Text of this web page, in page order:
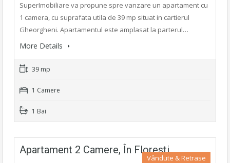
SuperImobiliare va propune spre vanzare un apartament cu
1 camera, cu suprafata utila de 39 mp situat in cartierul
Gheorgheni. Apartamentul este amplasat la parterul…
More Details
39 mp
1 Camere
1 Bai
Apartament 2 Camere, În Floresti
Vândute & Retrase